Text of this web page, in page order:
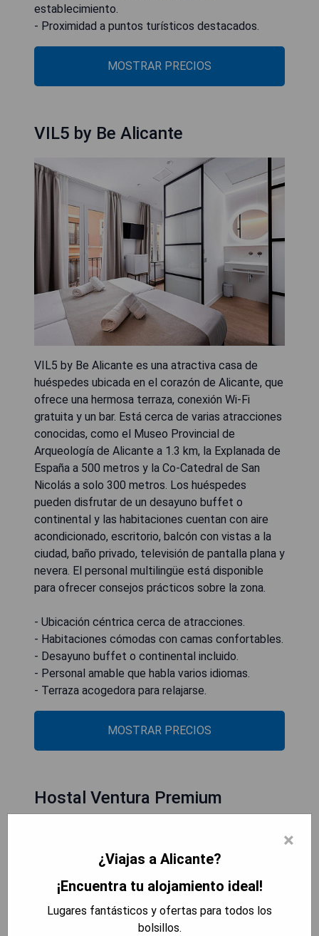
establecimiento.
- Proximidad a puntos turísticos destacados.
MOSTRAR PRECIOS
VIL5 by Be Alicante
VIL5 by Be Alicante es una atractiva casa de
huéspedes ubicada en el corazón de Alicante, que
ofrece una hermosa terraza, conexión Wi-Fi
gratuita y un bar. Está cerca de varias atracciones
conocidas, como el Museo Provincial de
Arqueología de Alicante a 1.3 km, la Explanada de
España a 500 metros y la Co-Catedral de San
Nicolás a solo 300 metros. Los huéspedes
pueden disfrutar de un desayuno buffet o
continental y las habitaciones cuentan con aire
acondicionado, escritorio, balcón con vistas a la
ciudad, baño privado, televisión de pantalla plana y
nevera. El personal multilingüe está disponible
para ofrecer consejos prácticos sobre la zona.
- Ubicación céntrica cerca de atracciones.
- Habitaciones cómodas con camas confortables.
- Desayuno buffet o continental incluido.
- Personal amable que habla varios idiomas.
- Terraza acogedora para relajarse.
MOSTRAR PRECIOS
Hostal Ventura Premium
×
¿Viajas a Alicante?
¡Encuentra tu alojamiento ideal!
Lugares fantásticos y ofertas para todos los
bolsillos.